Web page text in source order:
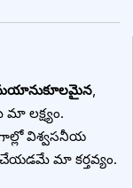
,
లక్ష్యం.
విశ్వసనీయ
మా కర్తవ్యం.